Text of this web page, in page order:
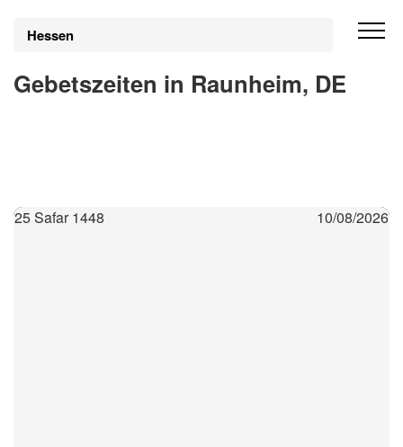
Hessen
Gebetszeiten in Raunheim, DE
25 Safar 1448 10/08/2026